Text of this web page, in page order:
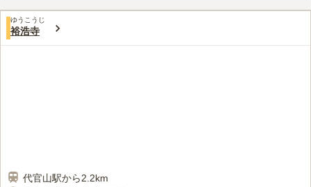
口コミ評価
この霊園はまだ誰からも評価されていません。
ゆうこうじ
裕浩寺
代官山駅から2.2km